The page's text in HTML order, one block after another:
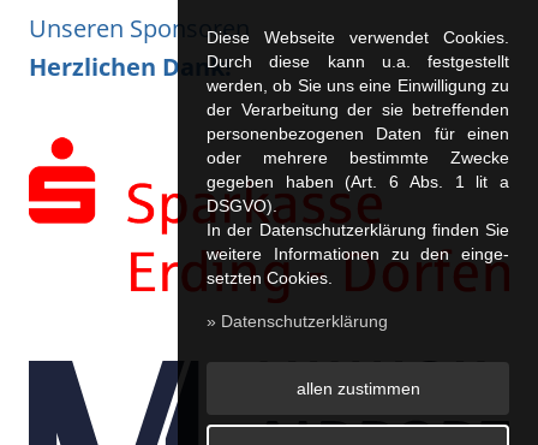
Unseren Sponsoren
Herzlichen Dank!
Diese Webseite verwendet Cookies.
Durch diese kann u.a. fest­ge­stellt
werden, ob Sie uns eine Einwilligung zu
der Verarbeitung der sie betreffenden
personenbezogenen Daten für einen
oder mehrere bestimmte Zwecke
gegeben haben (Art. 6 Abs. 1 lit a
DSGVO).
In der Datenschutzerklärung finden Sie
weitere Informationen zu den ein­ge­
setz­ten Cookies.
» Datenschutzerklärung
allen zustimmen